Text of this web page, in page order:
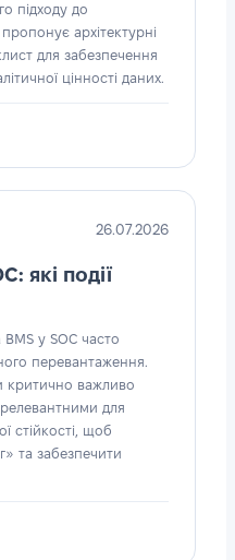
підходу до
архітектурні
для забезпечення
цінності даних.
26.07.2026
які події
BMS у SOC часто
перевантаження.
критично важливо
релевантними для
стійкості, щоб
та забезпечити